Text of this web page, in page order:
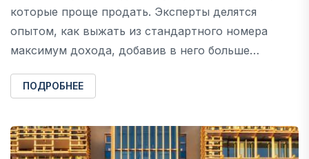
которые проще продать. Эксперты делятся
опытом, как выжать из стандартного номера
максимум дохода, добавив в него больше…
ПОДРОБНЕЕ